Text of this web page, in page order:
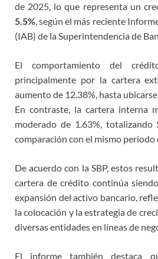
de 2025, lo que representa un
5.5%, según el más reciente
(IAB) de la Superintendencia de
El comportamiento del
principalmente por la cartera
aumento de 12.38%, hasta
En contraste, la cartera interna
moderado de 1.63%, totalizando
comparación con el mismo periodo
De acuerdo con la SBP, estos
cartera de crédito continúa
expansión del activo bancario,
la colocación y la estrategia de
diversas entidades en líneas de
El informe también destaca